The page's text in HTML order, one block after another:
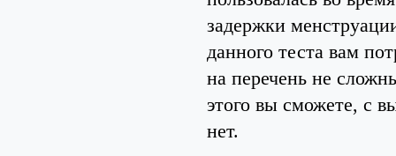
задержки
данного теста вам
на перечень не
этого вы сможете, с
нет.